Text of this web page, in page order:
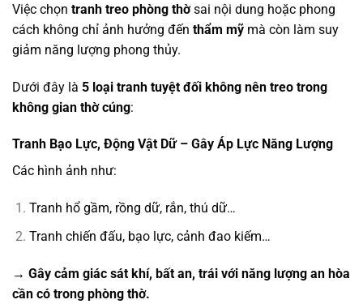
Việc chọn tranh treo phòng thờ sai nội dung hoặc phong
cách không chỉ ảnh hưởng đến thẩm mỹ mà còn làm suy
giảm năng lượng phong thủy.
Dưới đây là 5 loại tranh tuyệt đối không nên treo trong
không gian thờ cúng:
Tranh Bạo Lực, Động Vật Dữ – Gây Áp Lực Năng Lượng
Các hình ảnh như:
Tranh hổ gầm, rồng dữ, rắn, thú dữ…
Tranh chiến đấu, bạo lực, cảnh đao kiếm…
→ Gây cảm giác sát khí, bất an, trái với năng lượng an hòa
cần có trong phòng thờ.